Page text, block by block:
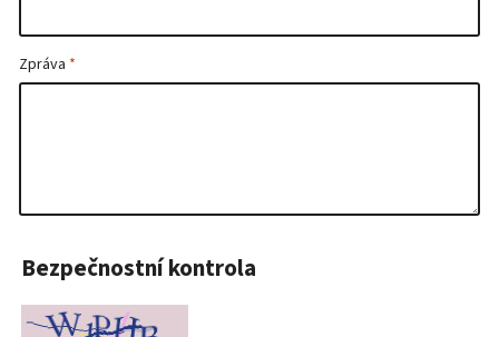
Zpráva
Bezpečnostní kontrola